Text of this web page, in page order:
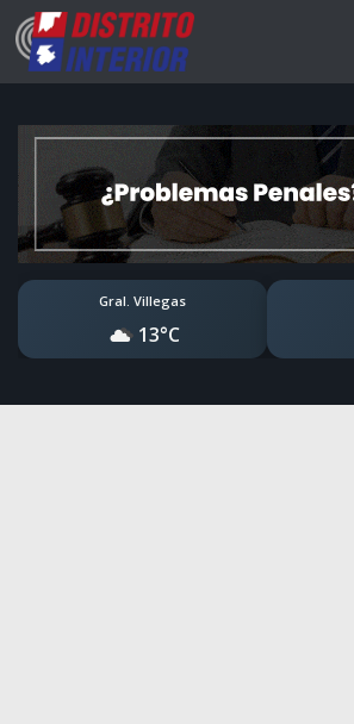
Gral. Villegas
13°C